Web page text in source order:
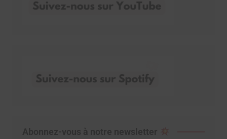
Abonnez-vous à notre newsletter